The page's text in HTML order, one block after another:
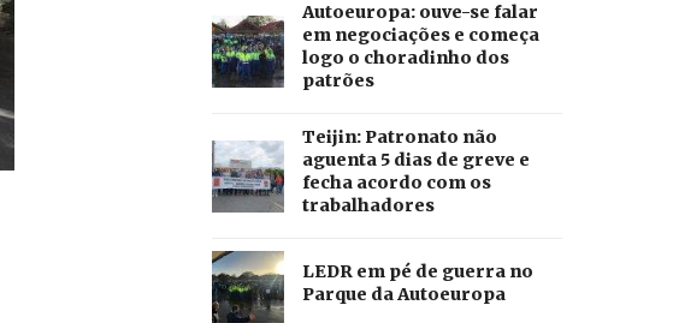
Autoeuropa: ouve-se falar
em negociações e começa
logo o choradinho dos
patrões
Teijin: Patronato não
aguenta 5 dias de greve e
fecha acordo com os
trabalhadores
LEDR em pé de guerra no
Parque da Autoeuropa